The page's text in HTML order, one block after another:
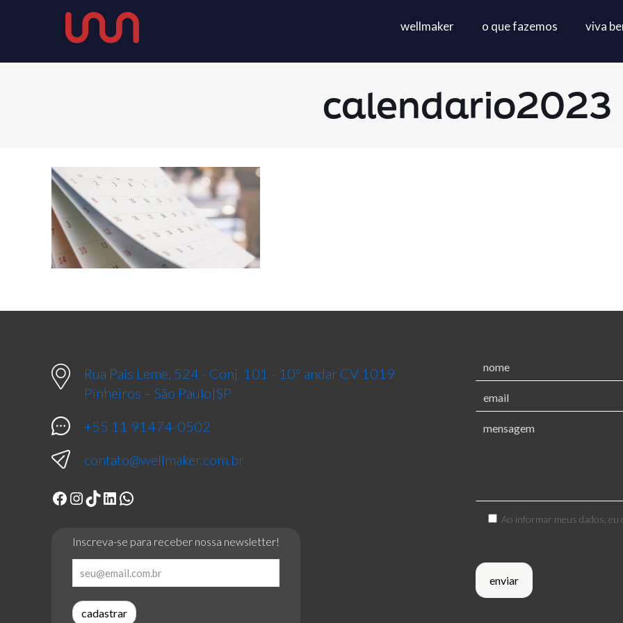
wellmaker o que fazemos viva
calendario2023
Rua Pais Leme, 524 - Conj. 101 - 10º andar CV 1019
Pinheiros – São Paulo|SP
+55 11 91474-0502
contato@wellmaker.com.br
Facebook
Instagram
TikTok
LinkedIn
WhatsApp
Inscreva-se para receber nossa newsletter!
cadastrar
Ao informar meus dados, eu